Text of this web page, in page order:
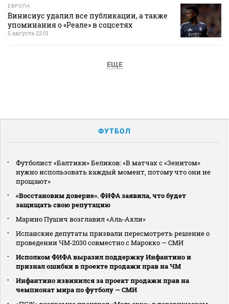
ЕВРОПА
Винисиус удалил все публикации, а также
упоминания о «Реале» в соцсетях
5 августа 22:01
ЕЩЕ
ФУТБОЛ
Футболист «Балтики» Беликов: «В матчах с «Зенитом»
нужно использовать каждый момент, потому что они не
прощают»
«Восстановим доверие». ФИФА заявила, что будет
защищать свою репутацию
Марино Пушич возглавил «Аль‑Ахли»
Испанские депутаты призвали пересмотреть решение о
проведении ЧМ‑2030 совместно с Марокко — СМИ
Исполком ФИФА выразил поддержку Инфантино и
признал ошибки в проекте продажи прав на ЧМ
Инфантино извинился за проект продажи прав на
чемпионат мира по футболу — СМИ